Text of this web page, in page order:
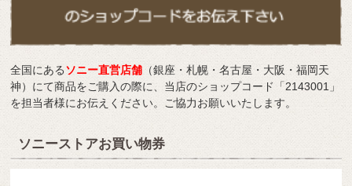
全国にあるソニー直営店舗 （銀座・札幌・名古屋・大阪・福岡天
神）にて商品をご購入の際に、当店のショップコード「2143001」
を担当者様にお伝えください。ご協力お願いいたします。
ソニーストアお買い物券